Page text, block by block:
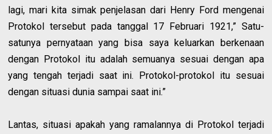
lagi, mari kita simak penjelasan dari Henry Ford mengenai
Protokol tersebut pada tanggal 17 Februari 1921,” Satu-
satunya pernyataan yang bisa saya keluarkan berkenaan
dengan Protokol itu adalah semuanya sesuai dengan apa
yang tengah terjadi saat ini. Protokol-protokol itu sesuai
dengan situasi dunia sampai saat ini.”
Lantas, situasi apakah yang ramalannya di Protokol terjadi